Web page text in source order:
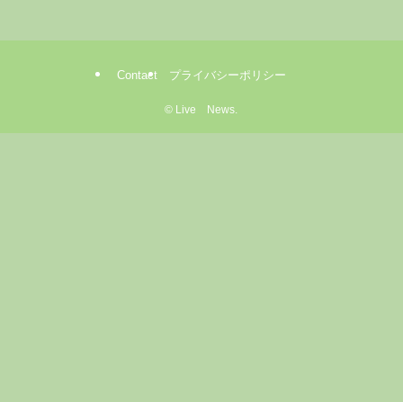
Contact プライバシーポリシー
© Live News.